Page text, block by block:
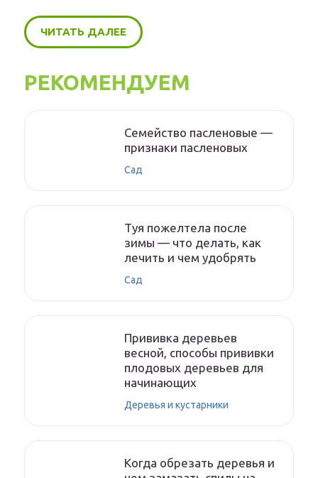
ЧИТАТЬ ДАЛЕЕ
РЕКОМЕНДУЕМ
Семейство пасленовые —
признаки пасленовых
Сад
Туя пожелтела после
зимы — что делать, как
лечить и чем удобрять
Сад
Прививка деревьев
весной, способы прививки
плодовых деревьев для
начинающих
Деревья и кустарники
Когда обрезать деревья и